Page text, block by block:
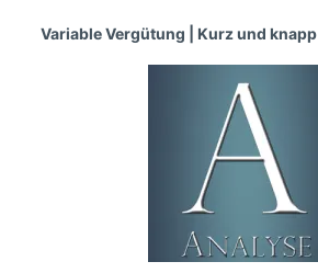
Variable Vergütung | Kurz und knapp